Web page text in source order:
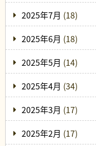
2025年7月 (18)
2025年6月 (18)
2025年5月 (14)
2025年4月 (34)
2025年3月 (17)
2025年2月 (17)